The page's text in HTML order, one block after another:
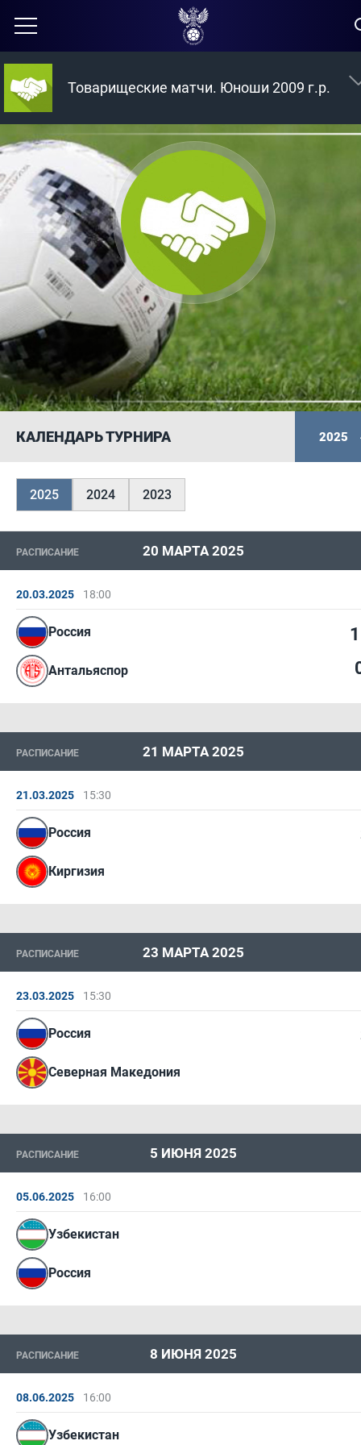
Товарищеские матчи. Юноши 2009 г.р.
КАЛЕНДАРЬ ТУРНИРА 2025
2025 2024 2023
РАСПИСАНИЕ 20 МАРТА 2025
20.03.2025 18:00
Россия
Антальяспор
РАСПИСАНИЕ 21 МАРТА 2025
21.03.2025 15:30
Россия
Киргизия
РАСПИСАНИЕ 23 МАРТА 2025
23.03.2025 15:30
Россия
Северная Македония
РАСПИСАНИЕ 5 ИЮНЯ 2025
05.06.2025 16:00
Узбекистан
Россия
РАСПИСАНИЕ 8 ИЮНЯ 2025
08.06.2025 16:00
Узбекистан